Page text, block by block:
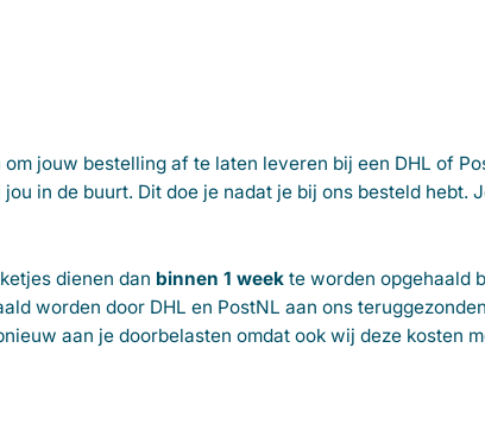
jouw bestelling af te laten leveren bij een DHL of
in de buurt. Dit doe je nadat je bij ons besteld hebt.
dienen dan binnen 1 week te worden opgehaald
worden door DHL en PostNL aan ons
aan je doorbelasten omdat ook wij deze kosten